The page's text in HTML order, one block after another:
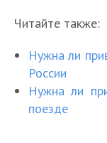
Читайте также:
Нужна ли
России
Нужна ли
поезде